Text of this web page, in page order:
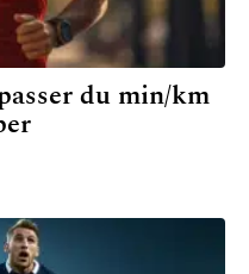
du min/km